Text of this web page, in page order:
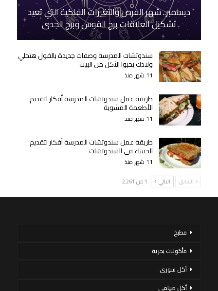
ديسمبر.. شهر الفرص والتغيرات الفلكية التي تعيد
تشكيل العلاقات برج القوس وبرج الجدي
سندوتشات المدرسة وصفات جديدة بالفول هتخلي
ولادك يحبوا الأكل من البيت
11 شهر منذ
طريقة عمل سندوتشات المدرسة أفكار لتقديم
الأطعمة المشوية
11 شهر منذ
طريقة عمل سندوتشات المدرسة أفكار لتقديم
الحساء في السندوتشات
11 شهر منذ
السابق التالي 1 من 2٬261
مطبخ
مأكولات بحرية
أكل سورى
أكل صيامي